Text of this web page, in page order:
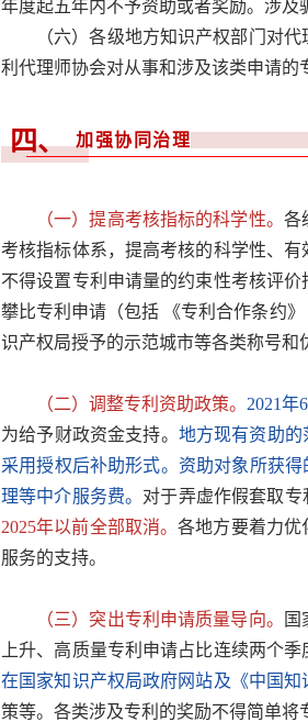
年度起五年内不予资助或者奖励。涉及
（六）各级地方知识产权部门对
利代理师协会对从事和涉及该类申请的
四、 加强协同治理
（一）提高考核指标的科学性。 各
考核指标体系，提高考核的科学性、
不得设置专利申请量的约束性考核评
攀比专利申请（包括 《专利合作条约
识产权局授予的示范城市等各类称号和
（二）调整专利资助政策。 2021年
为给予财政资金支持。 地方现有资助的
采用授权后补助形式。资助对象所获
理等中介服务费。 对于弄虚作假套取
2025年以前全部取消。各地方要着力优
服务的支持。
（三）突出专利申请质量导向。
国
上升、高质量专利申请占比连续两个
在国家知识产权局政府网站及《中国知
策等。各类涉及专利的奖励不得简单将